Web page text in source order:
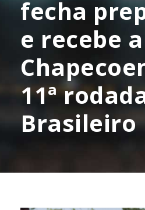
fecha
e recebe a
11ª
Brasileiro